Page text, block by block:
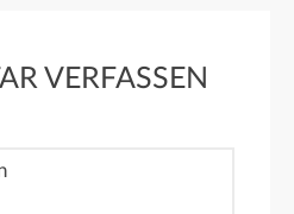
VERFASSEN